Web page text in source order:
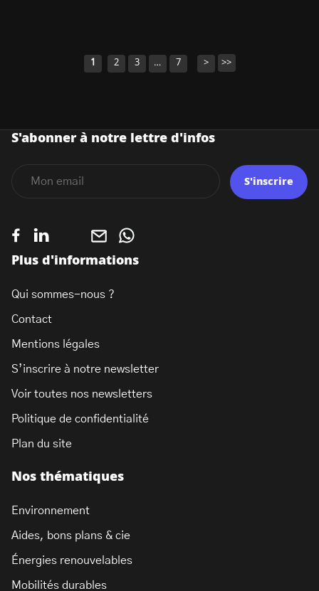
Navigation
1 2 3 … 7 > >>
Nos thématiques
Environnement
Aides, bons plans & cie
Énergies renouvelables
Mobilités durables
Plus d'informations
Qui sommes-nous ?
Contact
Mentions légales
S’inscrire à notre newsletter
Voir toutes nos newsletters
Politique de confidentialité
Plan du site
S'abonner à notre lettre d'infos
S'inscrire